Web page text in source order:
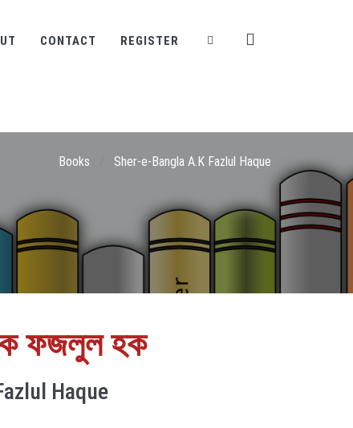
CONTACT REGISTER
Books Sher-e-Bangla A.K Fazlul Haque
ফজলুল হক
Haque